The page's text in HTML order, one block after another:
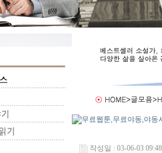
작성일 : 03-06-03 09:48